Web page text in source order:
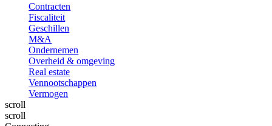
Contracten
Fiscaliteit
Geschillen
M&A
Ondernemen
Overheid & omgeving
Real estate
Vennootschappen
Vermogen
scroll
scroll